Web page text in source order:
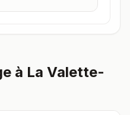
à La Valette-